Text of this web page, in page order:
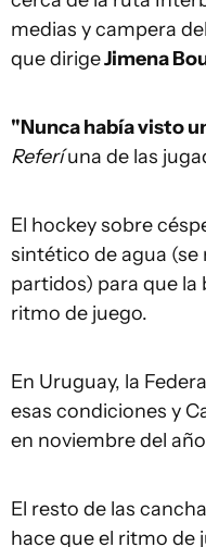
medias y campera
que dirigeJimena
"Nunca había visto
Referíuna de las
El hockey sobre
sintético de agua (se
partidos) para que la
ritmo de juego.
En Uruguay, la
esas condiciones y
en noviembre del
El resto de las
hace que el ritmo de